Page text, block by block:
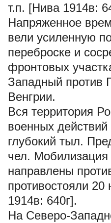
т.п. [Нива 1914в:
Напряженное
вели усиленную
переброске и
фронтовых
Западный против
Венгрии.
Вся территория
военных действий
глубокий тыл.
чел. Мобилизация
направлены
противостояли
1914в: 640г].
На Северо-